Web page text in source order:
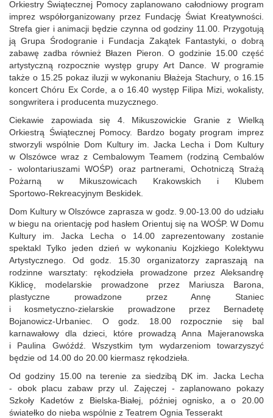
Orkiestry Świątecznej Pomocy zaplanowano całodniowy program
imprez współorganizowany przez Fundację Świat Kreatywności.
Strefa gier i animacji będzie czynna od godziny 11.00. Przygotują
ją Grupa Środogranie i Fundacja Zakątek Fantastyki, o dobrą
zabawę zadba również Błazen Pieron. O godzinie 15.00 część
artystyczną rozpocznie występ grupy Art Dance. W programie
także o 15.25 pokaz iluzji w wykonaniu Błażeja Stachury, o 16.15
koncert Chóru Ex Corde, a o 16.40 występ Filipa Mizi, wokalisty,
songwritera i producenta muzycznego.
Ciekawie zapowiada się 4. Mikuszowickie Granie z Wielką
Orkiestrą Świątecznej Pomocy. Bardzo bogaty program imprez
stworzyli wspólnie Dom Kultury im. Jacka Lecha i Dom Kultury
w Olszówce wraz z Cembalowym Teamem (rodziną Cembalów
- wolontariuszami WOŚP) oraz partnerami, Ochotniczą Strażą
Pożarną w Mikuszowicach Krakowskich i Klubem
Sportowo‑Rekreacyjnym Beskidek.
Dom Kultury w Olszówce zaprasza w godz. 9.00‑13.00 do udziału
w biegu na orientację pod hasłem Orientuj się na WOŚP. W Domu
Kultury im. Jacka Lecha o 14.00 zaprezentowany zostanie
spektakl Tylko jeden dzień w wykonaniu Kojzkiego Kolektywu
Artystycznego. Od godz. 15.30 organizatorzy zapraszają na
rodzinne warsztaty: rękodzieła prowadzone przez Aleksandrę
Kiklicę, modelarskie prowadzone przez Mariusza Barona,
plastyczne prowadzone przez Annę Staniec
i kosmetyczno‑zielarskie prowadzone przez Bernadetę
Bojanowicz‑Urbaniec. O godz. 18.00 rozpocznie się bal
karnawałowy dla dzieci, które prowadzą Anna Majeranowska
i Paulina Gwóźdź. Wszystkim tym wydarzeniom towarzyszyć
będzie od 14.00 do 20.00 kiermasz rękodzieła.
Od godziny 15.00 na terenie za siedzibą DK im. Jacka Lecha
- obok placu zabaw przy ul. Zajęczej - zaplanowano pokazy
Szkoły Kadetów z Bielska‑Białej, później ognisko, a o 20.00
światełko do nieba wspólnie z Teatrem Ognia Tesserakt